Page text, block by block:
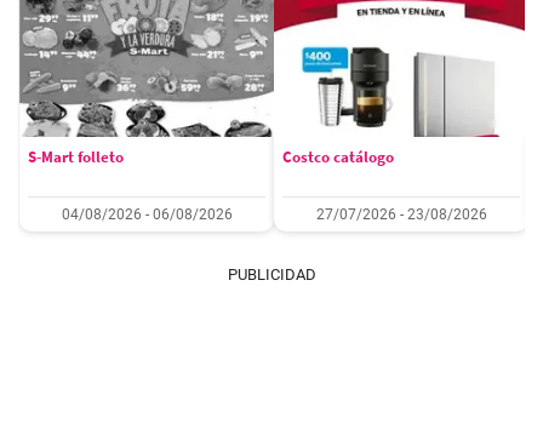
S-Mart folleto
04/08/2026 - 06/08/2026
Costco catálogo
27/07/2026 - 23/08/2026
PUBLICIDAD